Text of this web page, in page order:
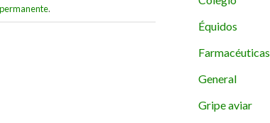
.
Équidos
Farmacéuticas
General
Gripe aviar